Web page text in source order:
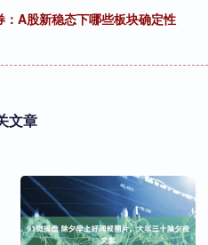
A股新稳态下哪些板块确定性
文章